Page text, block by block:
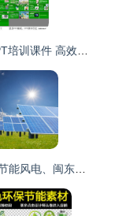
节能减排PPT培训课件 高效节能策略与实践
三峡能源、节能风电、闽东电力、太阳能 谁是新电力“四小龙”中的节能领跑者？